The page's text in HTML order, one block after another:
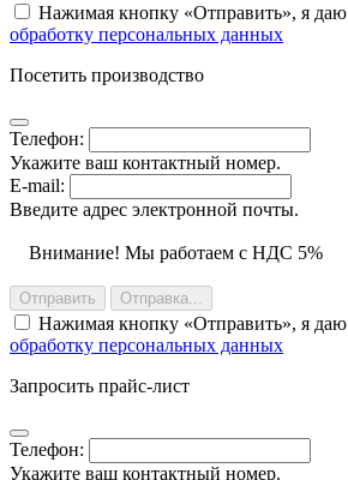
Нажимая кнопку Отправить , я даю
обработку персональных данных
Посетить производство
Телефон:
Укажите ваш контактный номер.
E-mail:
Введите адрес электронной почты.
Внимание! Мы работаем с НДС 5%
Отправить Отправка...
Нажимая кнопку Отправить , я даю
обработку персональных данных
Запросить прайс-лист
Телефон:
Укажите ваш контактный номер.